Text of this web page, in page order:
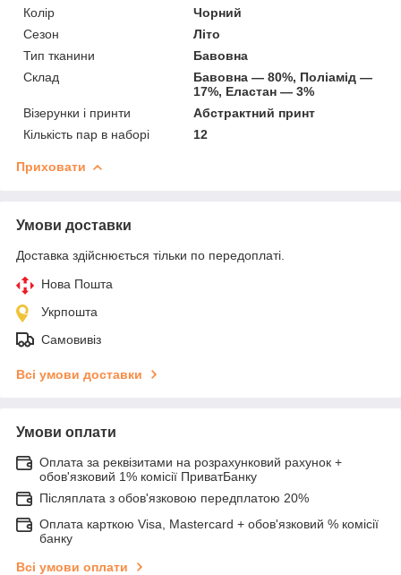
Колір
Чорний
Сезон
Літо
Тип тканини
Бавовна
Склад
Бавовна — 80%, Поліамід —
17%, Еластан — 3%
Візерунки і принти
Абстрактний принт
Кількість пар в наборі
12
Приховати
Умови доставки
Доставка здійснюється тільки по передоплаті.
Нова Пошта
Укрпошта
Самовивіз
Всі умови доставки
Умови оплати
Оплата за реквізитами на розрахунковий рахунок +
обов'язковий 1% комісії ПриватБанку
Післяплата з обов'язковою передплатою 20%
Оплата карткою Visa, Mastercard + обов'язковий % комісії
банку
Всі умови оплати